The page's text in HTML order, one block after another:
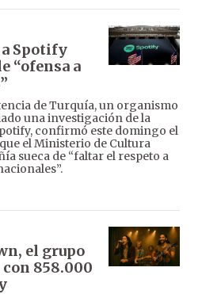
Spotify
“ofensa a
de Turquía, un organismo
una investigación de la
confirmó este domingo el
el Ministerio de Cultura
sueca de “faltar el respeto a
el grupo
con 858.000